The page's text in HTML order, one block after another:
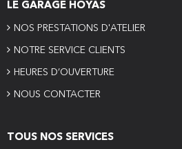
LE GARAGE HOYAS
NOS PRESTATIONS D'ATELIER
NOTRE SERVICE CLIENTS
HEURES D’OUVERTURE
NOUS CONTACTER
TOUS NOS SERVICES